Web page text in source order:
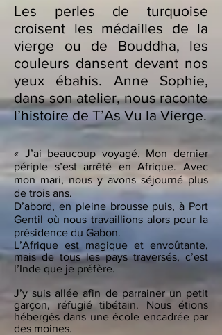
Les perles de turquoise
croisent les médailles de la
vierge ou de Bouddha, les
couleurs dansent devant nos
yeux ébahis. Anne Sophie,
dans son atelier, nous raconte
l’histoire de T’As Vu la Vierge.
« J’ai beaucoup voyagé. Mon dernier
périple s’est arrêté en Afrique. Avec
mon mari, nous y avons séjourné plus
de trois ans.
D’abord, en pleine brousse puis, à Port
Gentil où nous travaillions alors pour la
présidence du Gabon.
L’Afrique est magique et envoûtante,
mais de tous les pays traversés, c’est
l’Inde que je préfère.
J’y suis allée afin de parrainer un petit
garçon, réfugié tibétain. Nous étions
hébergés dans une école encadrée par
des moines.